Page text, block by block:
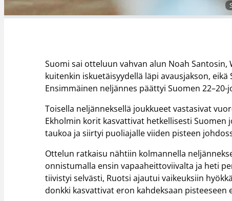
Suomi sai otteluun vahvan alun Noah
kuitenkin iskuetäisyydellä läpi avausjakson,
Ensimmäinen neljännes päättyi Suomen 22–20-
Toisella neljänneksellä joukkueet vastasivat
Ekholmin korit kasvattivat hetkellisesti
taukoa ja siirtyi puoliajalle viiden pisteen
Ottelun ratkaisu nähtiin kolmannella
onnistumalla ensin vapaaheittoviivalta ja heti
tiivistyi selvästi, Ruotsi ajautui vaikeuksiin
donkki kasvattivat eron kahdeksaan pisteeseen